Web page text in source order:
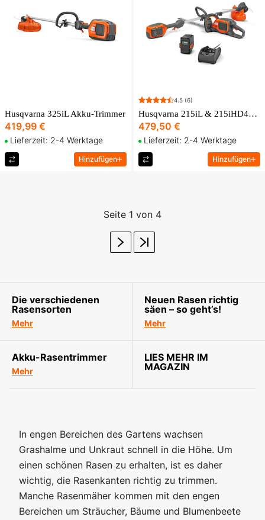
Husqvarna 325iL Akku-Trimmer
419,99 €
Lieferzeit: 2-4 Werktage
Hinzufügen
4.5 (6)
Husqvarna 215iL & 215iHD45 Heckenschere/Trimmerpaket
479,50 €
Lieferzeit: 2-4 Werktage
Hinzufügen
Seite 1 von 4
Die verschiedenen
Rasensorten
Mehr
Neuen Rasen richtig
säen – so geht’s!
Mehr
Akku-Rasentrimmer
Mehr
LIES MEHR IM
MAGAZIN
In engen Bereichen des Gartens wachsen
Grashalme und Unkraut schnell in die Höhe. Um
einen schönen Rasen zu erhalten, ist es daher
wichtig, die Rasenkanten richtig zu trimmen.
Manche Rasenmäher kommen mit den engen
Bereichen um Sträucher, Bäume und Blumenbeete